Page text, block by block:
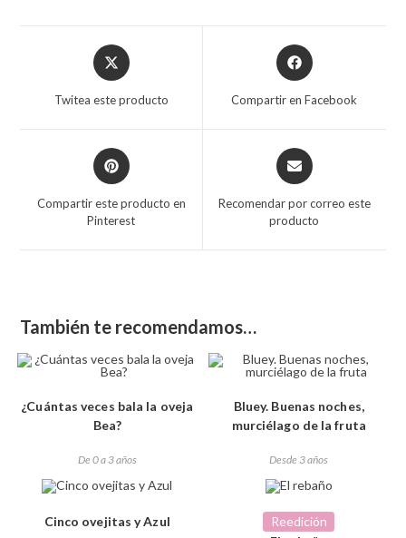
Twitea este producto Compartir en Facebook
Compartir este producto en
Pinterest
Recomendar por correo este
producto
También te recomendamos…
¿Cuántas veces bala la oveja
Bea?
De 0 a 3 años
Bluey. Buenas noches,
murciélago de la fruta
Desde 3 años
Cinco ovejitas y Azul
Reedición